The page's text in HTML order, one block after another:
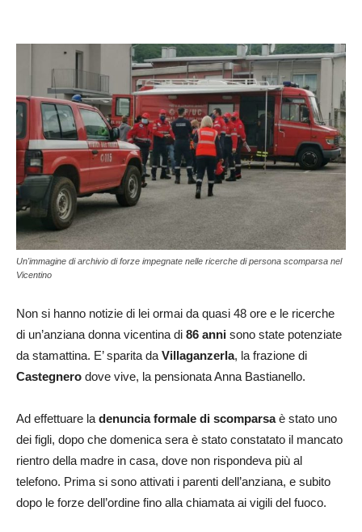
Un'immagine di archivio di forze impegnate nelle ricerche di persona scomparsa nel
Vicentino
Non si hanno notizie di lei ormai da quasi 48 ore e le ricerche
di un’anziana donna vicentina di 86 anni sono state potenziate
da stamattina. E’ sparita da Villaganzerla, la frazione di
Castegnero dove vive, la pensionata Anna Bastianello.
Ad effettuare la denuncia formale di scomparsaè stato uno
dei figli, dopo che domenica sera è stato constatato il mancato
rientro della madre in casa, dove non rispondeva più al
telefono. Prima si sono attivati i parenti dell’anziana, e subito
dopo le forze dell’ordine fino alla chiamata ai vigili del fuoco.